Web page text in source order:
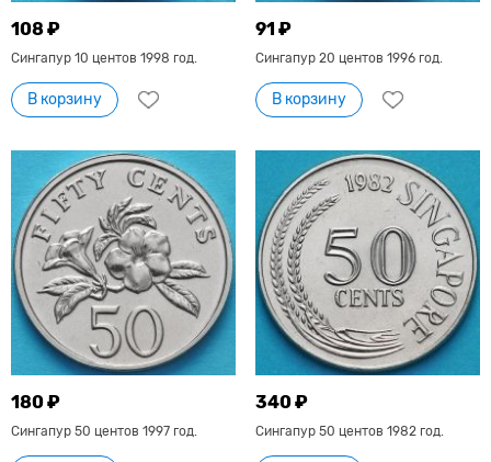
108 ₽
Сингапур 10 центов 1998 год.
В корзину
91 ₽
Сингапур 20 центов 1996 год.
В корзину
180 ₽
Сингапур 50 центов 1997 год.
340 ₽
Сингапур 50 центов 1982 год.